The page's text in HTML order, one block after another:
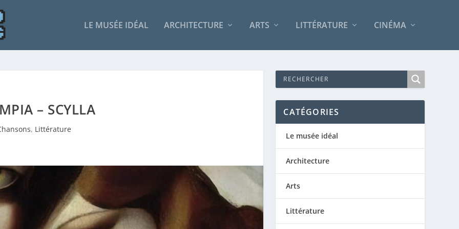
LE MUSÉE IDÉAL ARCHITECTURE ARTS LITTÉRATURE CINÉMA
– SCYLLA
, Littérature
CATÉGORIES
Le musée idéal
Architecture
Arts
Littérature